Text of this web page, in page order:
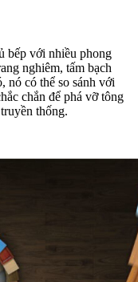
bếp với nhiều phong
nghiêm, tấm bạch
nó có thể so sánh với
chắn để phá vỡ tông
thống.